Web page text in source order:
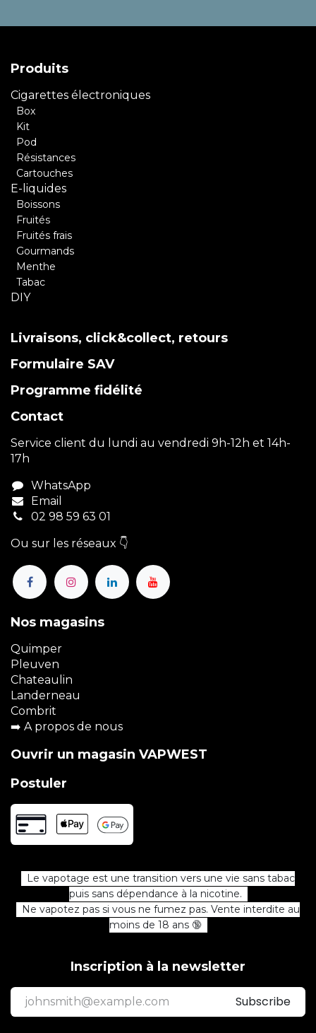
Produits
Cigarettes électroniques
Box
Kit
Pod
Résistances
Cartouches
E-liquides
Boissons
Fruités
Fruités frais
Gourmands
Menthe
Tabac
DIY
Livraisons, click&collect, retours
Formulaire SAV
Programme fidélité
Contact
Service client du lundi au vendredi 9h-12h et 14h-
17h
WhatsApp
Email
02 98 59 63 01
Ou sur les réseaux 👇
Nos magasins
Quimper
Pleuven
Chateaulin
Landerneau
Combrit
➡️ A propos de nous
Ouvrir un magasin VAPWEST
Postuler
Le vapotage est une transition vers une vie sans tabac
puis sans dépendance à la nicotine.
Ne vapotez pas si vous ne fumez pas. Vente interdite au
moins de 18 ans 🔞
Inscription à la newsletter
Subscribe